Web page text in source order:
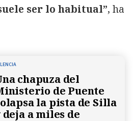
ser lo habitual”, ha
chapuza del
de Puente
la pista de Silla
deja a miles de